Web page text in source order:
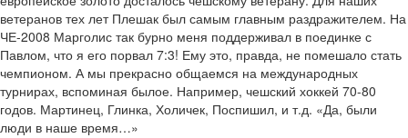
ветеранов тех лет Плешак был самым главным раздражителем. На
ЧЕ-2008 Марголис так бурно меня поддерживал в поединке с
Павлом, что я его порвал 7:3! Ему это, правда, не помешало стать
чемпионом. А мы прекрасно общаемся на международных
турнирах, вспоминая былое. Например, чешский хоккей 70-80
годов. Мартинец, Глинка, Холичек, Поспишил, и т.д. «Да, были
люди в наше время…»